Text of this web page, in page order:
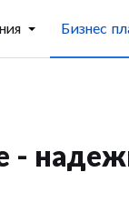
Бизнес
-